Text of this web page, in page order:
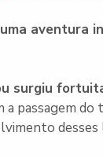
surgiu
passagem